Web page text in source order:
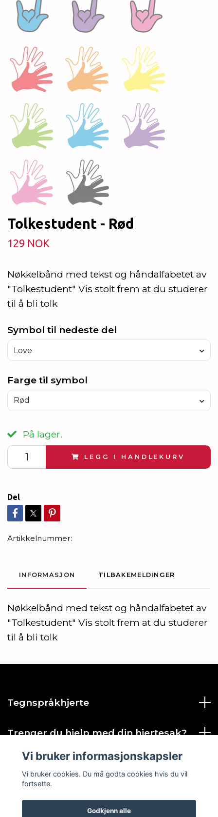
Tolkestudent - Rød
129 NOK
Nøkkelbånd med tekst og håndalfabetet av
"Tolkestudent" Vis stolt frem at du studerer
til å bli tolk
Symbol til nedeste del
Love
Farge til symbol
Rød
På lager.
LEGG I HANDLEKURV
Del
Artikkelnummer:
INFORMASJON TILBAKEMELDINGER
Nøkkelbånd med tekst og håndalfabetet av
"Tolkestudent" Vis stolt frem at du studerer
til å bli tolk
Tegnspråkhjerte
Trenger du hjelp med din hjertesak?
Sosiale medier
Vi bruker informasjonskapsler
Vi bruker cookies. Du må godta cookies hvis du vil
fortsette.
Godkjenn alle